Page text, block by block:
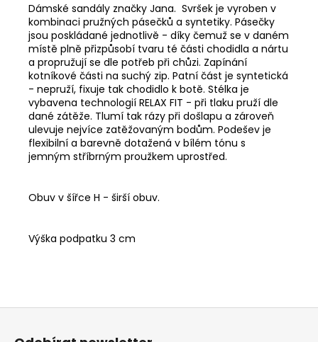
Dámské sandály značky Jana. Svršek je vyroben v
kombinaci pružných pásečků a syntetiky. Pásečky
jsou poskládané jednotlivě - díky čemuž se v daném
místě plně přizpůsobí tvaru té části chodidla a nártu
a propružují se dle potřeb při chůzi. Zapínání
kotníkové části na suchý zip. Patní část je syntetická
- nepruží, fixuje tak chodidlo k botě. Stélka je
vybavena technologií RELAX FIT - při tlaku pruží dle
dané zátěže. Tlumí tak rázy při došlapu a zároveň
ulevuje nejvíce zatěžovaným bodům. Podešev je
flexibilní a barevně dotažená v bílém tónu s
jemným stříbrným proužkem uprostřed.
Obuv v šířce H - širší obuv.
Výška podpatku 3 cm
Z